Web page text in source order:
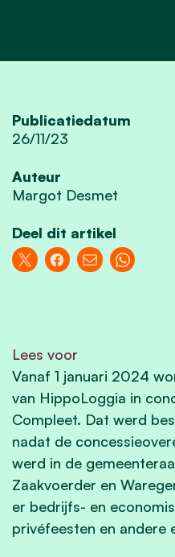
Publicatiedatum
26/11/23
Auteur
Margot Desmet
Deel dit artikel
Lees voor
Vanaf 1 januari 2024
van HippoLoggia in
Compleet. Dat werd
nadat de
werd in de
Zaakvoerder en
er bedrijfs- en
privéfeesten en andere